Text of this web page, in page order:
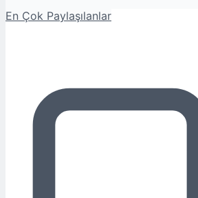
En Çok Paylaşılanlar